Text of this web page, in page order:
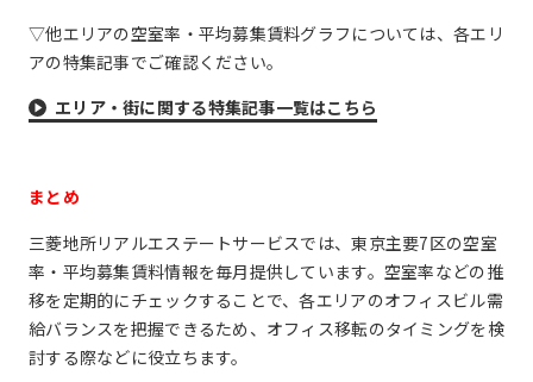
▽他エリアの空室率・平均募集賃料グラフについては、各エリ
アの特集記事でご確認ください。
エリア・街に関する特集記事一覧はこちら
まとめ
三菱地所リアルエステートサービスでは、東京主要7区の空室
率・平均募集賃料情報を毎月提供しています。空室率などの推
移を定期的にチェックすることで、各エリアのオフィスビル需
給バランスを把握できるため、オフィス移転のタイミングを検
討する際などに役立ちます。